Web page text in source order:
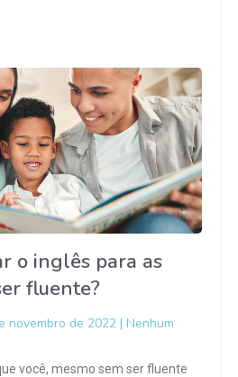
o inglês para as
fluente?
novembro de 2022
Nenhum
você, mesmo sem ser fluente